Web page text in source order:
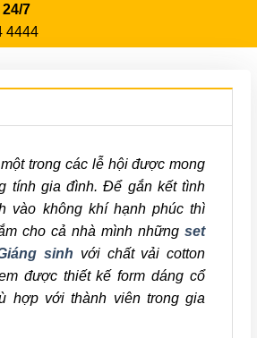
7
4444
trong các lễ hội được mong
tính gia đình. Để gắn kết tình
vào không khí hạnh phúc thì
cho cả nhà mình nhữngset
sinh với chất vải cotton
được thiết kế form dáng cổ
hợp với thành viên trong gia